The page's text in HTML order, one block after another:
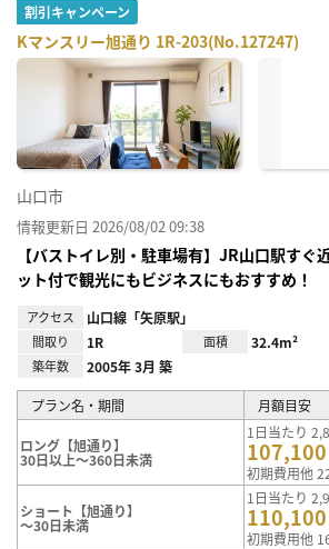
割引キャンペーン
Kマンスリー旭通り 1R-203(No.127247)
山口市
情報更新日 2026/08/02 09:38
【バストイレ別・駐車場有】JR山口駅すぐ
ット付で観光にもビジネスにもおすすめ！
アクセス 山口線「矢原駅」
間取り 1R 面積 32.4m²
築年数 2005年 3月 築
プラン名・期間 月額目安
ロング【旭通り】
30日以上～360日未満
1日当たり
107,100
初期費用他
ショート【旭通り】
～30日未満
1日当たり
110,100
初期費用他